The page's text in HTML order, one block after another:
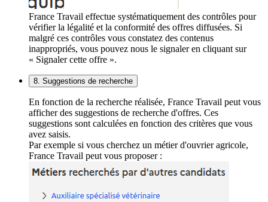
France Travail effectue systématiquement des contrôles pour
vérifier la légalité et la conformité des offres diffusées. Si
malgré ces contrôles vous constatez des contenus
inappropriés, vous pouvez nous le signaler en cliquant sur
« Signaler cette offre ».
8. Suggestions de recherche
En fonction de la recherche réalisée, France Travail peut vous
afficher des suggestions de recherche d'offres. Ces
suggestions sont calculées en fonction des critères que vous
avez saisis.
Par exemple si vous cherchez un métier d'ouvrier agricole,
France Travail peut vous proposer :